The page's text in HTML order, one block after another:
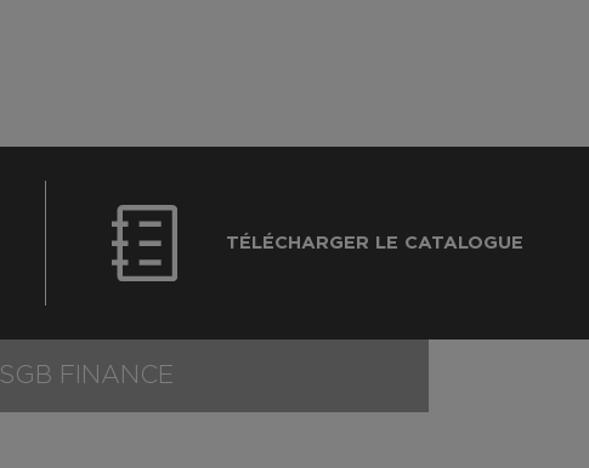
TÉLÉCHARGER LE CATALOGUE
FINANCE